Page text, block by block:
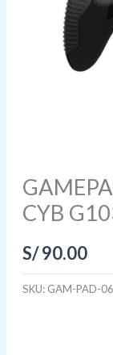
CYB
S/90.00
SKU: GAM-PAD-06